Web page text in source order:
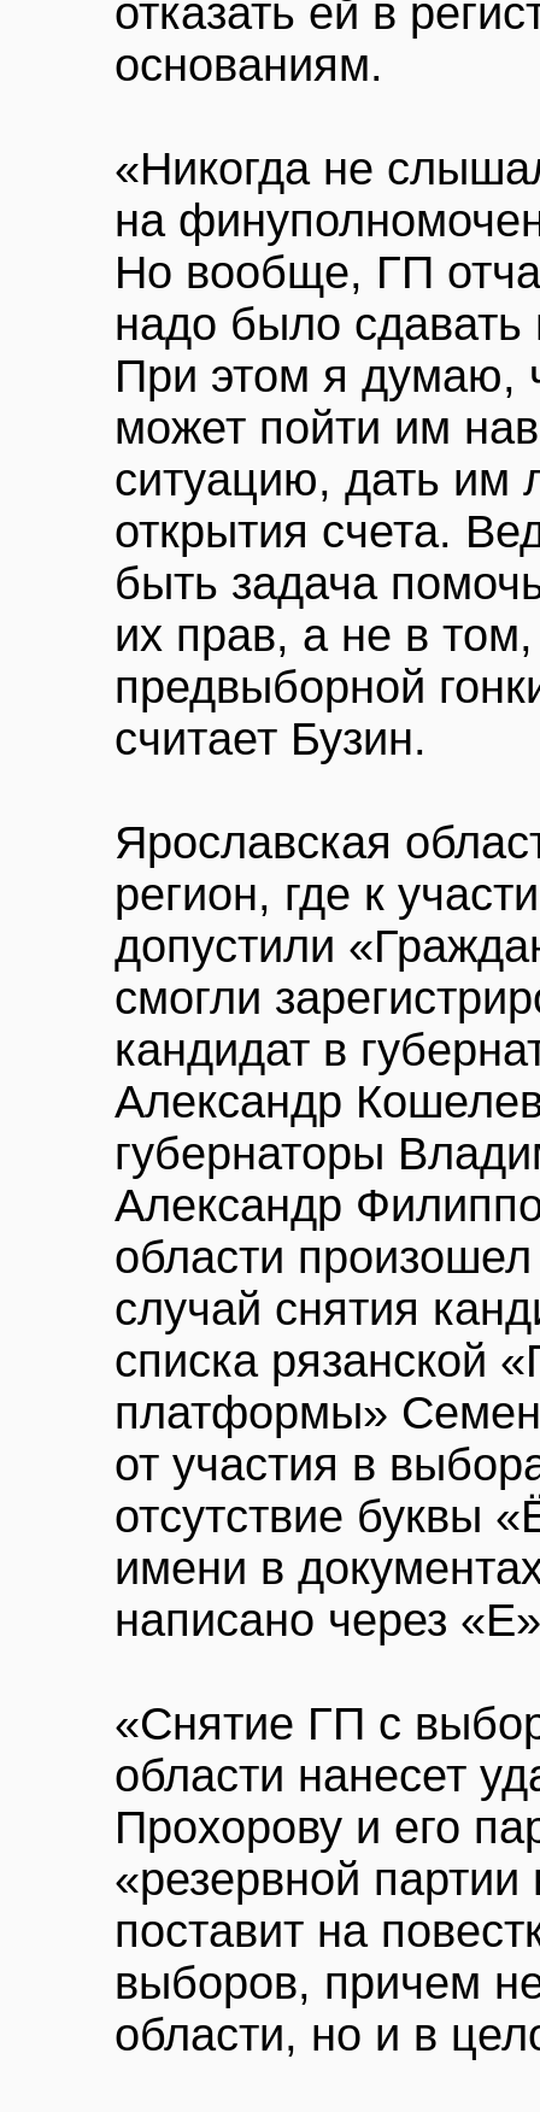
отказать ей в
основаниям.
«Никогда не
на
Но вообще, ГП
надо было сдавать
При этом я думаю,
может пойти им
ситуацию, дать им
открытия счета.
быть задача
их прав, а не в
предвыборной
считает Бузин.
Ярославская
регион, где к
допустили
смогли
кандидат в
Александр
губернаторы
Александр
области
случай снятия
списка рязанской
платформы»
от участия в
отсутствие буквы
имени в
написано через
«Снятие ГП с
области нанесет
Прохорову и его
«резервной
поставит на
выборов, причем
области, но и в